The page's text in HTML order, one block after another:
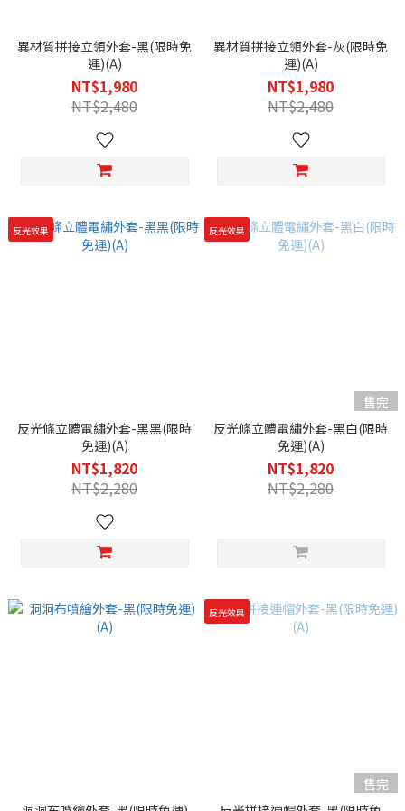
異材質拼接立領外套-黑(限時免
運)(A)
NT$1,980
NT$2,480
異材質拼接立領外套-灰(限時免
運)(A)
NT$1,980
NT$2,480
反光效果
反光條立體電繡外套-黑黑(限時
免運)(A)
NT$1,820
NT$2,280
反光效果
售完
反光條立體電繡外套-黑白(限時
免運)(A)
NT$1,820
NT$2,280
反光效果
售完